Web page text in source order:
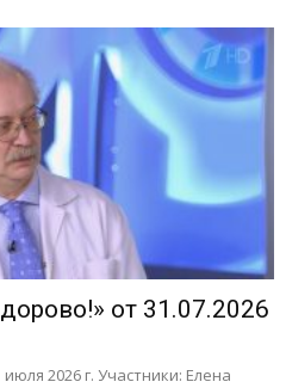
от 31.07.2026
2026 г. Участники: Елена